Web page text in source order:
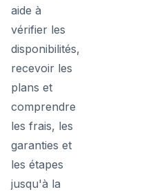
aide à
vérifier les
disponibilités,
recevoir les
plans et
comprendre
les frais, les
garanties et
les étapes
jusqu'à la